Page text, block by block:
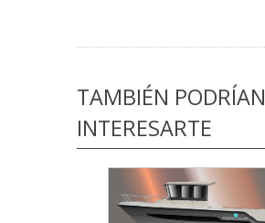
TAMBIÉN PODRÍAN
INTERESARTE